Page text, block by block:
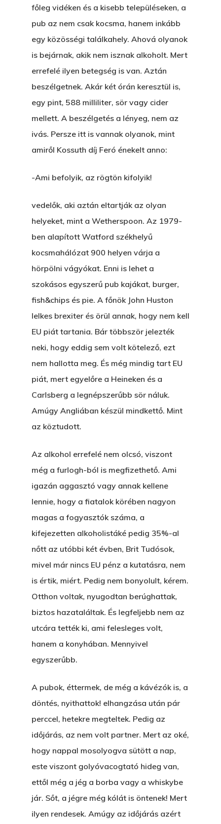
főleg vidéken és a kisebb településeken, a
pub az nem csak kocsma, hanem inkább
egy közösségi találkahely. Ahová olyanok
is bejárnak, akik nem isznak alkoholt. Mert
errefelé ilyen betegség is van. Aztán
beszélgetnek. Akár két órán keresztül is,
egy pint, 588 milliliter, sör vagy cider
mellett. A beszélgetés a lényeg, nem az
ivás. Persze itt is vannak olyanok, mint
amiről Kossuth díj Feró énekelt anno:
-Ami befolyik, az rögtön kifolyik!
vedelők, aki aztán eltartják az olyan
helyeket, mint a Wetherspoon. Az 1979-
ben alapított Watford székhelyű
kocsmahálózat 900 helyen várja a
hörpölni vágyókat. Enni is lehet a
szokásos egyszerű pub kajákat, burger,
fish&chips és pie. A főnök John Huston
lelkes brexiter és örül annak, hogy nem kell
EU piát tartania. Bár többször jelezték
neki, hogy eddig sem volt kötelező, ezt
nem hallotta meg. És még mindig tart EU
piát, mert egyelőre a Heineken és a
Carlsberg a legnépszerűbb sör náluk.
Amúgy Angliában készül mindkettő. Mint
az köztudott.
Az alkohol errefelé nem olcsó, viszont
még a furlogh-ból is megfizethető. Ami
igazán aggasztó vagy annak kellene
lennie, hogy a fiatalok körében nagyon
magas a fogyasztók száma, a
kifejezetten alkoholistáké pedig 35%-al
nőtt az utóbbi két évben, Brit Tudósok,
mivel már nincs EU pénz a kutatásra, nem
is értik, miért. Pedig nem bonyolult, kérem.
Otthon voltak, nyugodtan berúghattak,
biztos hazataláltak. És legfeljebb nem az
utcára tették ki, ami felesleges volt,
hanem a konyhában. Mennyivel
egyszerűbb.
A pubok, éttermek, de még a kávézók is, a
döntés, nyithattok! elhangzása után pár
perccel, hetekre megteltek. Pedig az
időjárás, az nem volt partner. Mert az oké,
hogy nappal mosolyogva sütött a nap,
este viszont golyóvacogtató hideg van,
ettől még a jég a borba vagy a whiskybe
jár. Sőt, a jégre még kólát is öntenek! Mert
ilyen rendesek. Amúgy az időjárás azért
Ajándék – Karácsonyi
Történetek
A PESTIA
Az Elveszett Fejezet
Akkor És Ott
KI-BEJÁRAT
És Akkor A Balta
Egy Be-Fektetést,
FELICITÁ
Betli
Egy Világbajnokságot,
VOLT EGYSZER EGY
ÁRULÓ!
AZ IGAZI AJÁNDÉK
Párizs És Újra MI
Egy Hitelt, Ödön?
GYERE VELEM
KÖNYVESBOLTBA,
A „BECSÜLETES”
Hogyan Tudta Feladni
Kartalherczeghy
Bakker Gyuri
Hírek
Wow Look At This!
This is an optional,
customizable off
The Castle
2500 Castle Dr
T:+216 (0)40 3629
E: